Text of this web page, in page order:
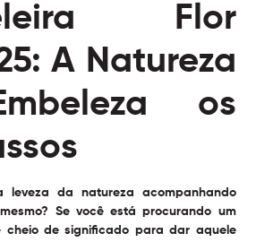
Flor
A Natureza
os
leveza da natureza acompanhando
Se você está procurando um
cheio de significado para dar aquele